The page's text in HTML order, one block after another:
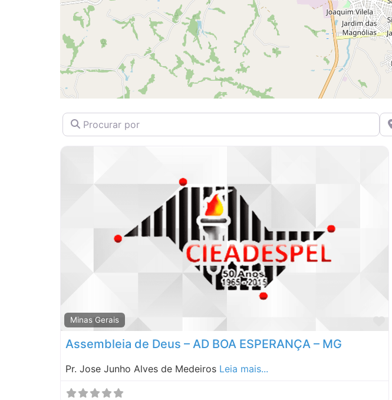
Procurar por
Minas Gerais
Assembleia de Deus – AD BOA ESPERANÇA – MG
Pr. Jose Junho Alves de Medeiros Leia mais...